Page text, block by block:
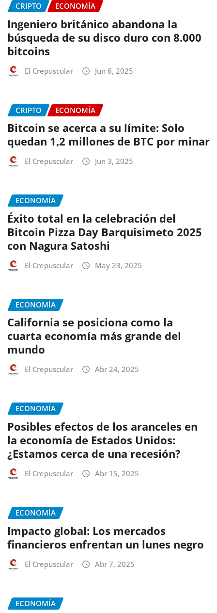
CRIPTO ECONOMÍA
Ingeniero británico abandona la
búsqueda de su disco duro con 8.000
bitcoins
El Crepuscular Jun 6, 2025
CRIPTO ECONOMÍA
Bitcoin se acerca a su límite: Solo
quedan 1,2 millones de BTC por minar
El Crepuscular Jun 3, 2025
ECONOMÍA
Éxito total en la celebración del
Bitcoin Pizza Day Barquisimeto 2025
con Nagura Satoshi
El Crepuscular May 23, 2025
ECONOMÍA
California se posiciona como la
cuarta economía más grande del
mundo
El Crepuscular Abr 24, 2025
ECONOMÍA
Posibles efectos de los aranceles en
la economía de Estados Unidos:
¿Estamos cerca de una recesión?
El Crepuscular Abr 15, 2025
ECONOMÍA
Impacto global: Los mercados
financieros enfrentan un lunes negro
El Crepuscular Abr 7, 2025
ECONOMÍA